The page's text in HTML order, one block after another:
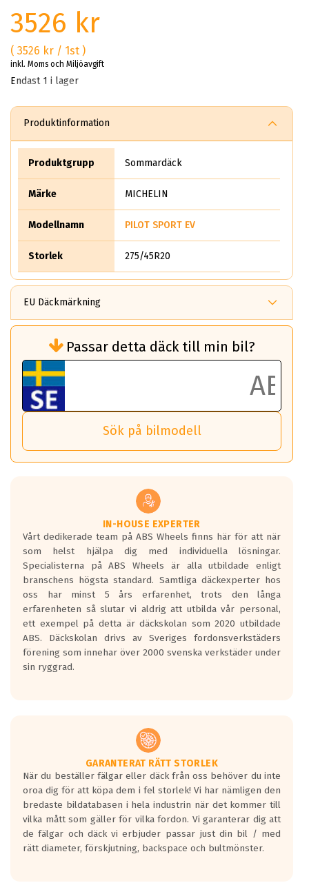
3526 kr
( 3526 kr / 1st )
inkl. Moms och Miljöavgift
Endast 1 i lager
Produktinformation
Produktgrupp Sommardäck
Märke MICHELIN
Modellnamn PILOT SPORT EV
Storlek 275/45R20
EU Däckmärkning
bränsleförbrukningen)
Det ska vara en betygsskala från klass A
till G för rullmotstånd.
Ett klass A däck kommer ha 6,5% bättre
bränsleförbrukning än ett klass G däck.
Det betyder att om man kör 10,000 km,
så sparar man 50 liter bränsle med ett
vilken körstil du använder.
Våtgrepp egenskaper:
Betygsskalan är satt A till F. Där A påvisar
den kortaste bromssträckan och F är den
längsta.
Inga D eller G betyg delas ut för
personbilar och lätta lastbilar.
Betyget sätts efter ett test där däcken
skall bromsa in på en väg där det ligger
0.5-1.5 mm vatten.
I 80km/h kommer skillnaden på
Vid körning i över 50km/h brukar
rullmotståndets ljud överträffa
motorljudet.
På däckmärkningen kommer det finnas
en symbol av ett däck med vågar. Hög
bullernivå markeras med svarta vågor
medans de vita vågorna påvisar om det är
ett tyst däck.
Passar detta däck till min bil?
Sök på bilmodell
IN-HOUSE EXPERTER
Vårt dedikerade team på ABS Wheels finns här för att när
som helst hjälpa dig med individuella lösningar.
Specialisterna på ABS Wheels är alla utbildade enligt
branschens högsta standard. Samtliga däckexperter hos
oss har minst 5 års erfarenhet, trots den långa
erfarenheten så slutar vi aldrig att utbilda vår personal,
ett exempel på detta är däckskolan som 2020 utbildade
ABS. Däckskolan drivs av Sveriges fordonsverkstäders
förening som innehar över 2000 svenska verkstäder under
sin ryggrad.
GARANTERAT RÄTT STORLEK
När du beställer fälgar eller däck från oss behöver du inte
oroa dig för att köpa dem i fel storlek! Vi har nämligen den
bredaste bildatabasen i hela industrin när det kommer till
vilka mått som gäller för vilka fordon. Vi garanterar dig att
de fälgar och däck vi erbjuder passar just din bil / med
rätt diameter, förskjutning, backspace och bultmönster.